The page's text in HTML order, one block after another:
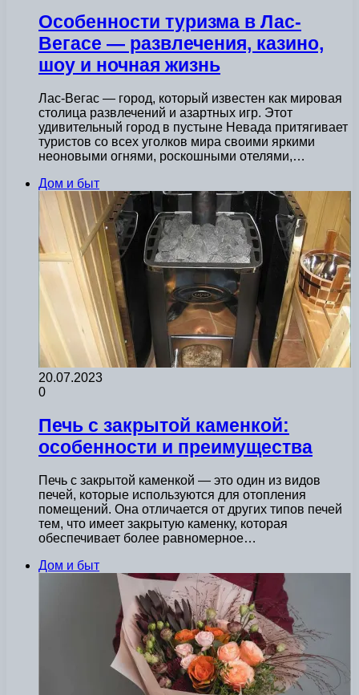
Особенности туризма в Лас-
Вегасе — развлечения, казино,
шоу и ночная жизнь
Лас-Вегас — город, который известен как мировая
столица развлечений и азартных игр. Этот
удивительный город в пустыне Невада притягивает
туристов со всех уголков мира своими яркими
неоновыми огнями, роскошными отелями,…
Дом и быт
20.07.2023
0
Печь с закрытой каменкой:
особенности и преимущества
Печь с закрытой каменкой — это один из видов
печей, которые используются для отопления
помещений. Она отличается от других типов печей
тем, что имеет закрытую каменку, которая
обеспечивает более равномерное…
Дом и быт